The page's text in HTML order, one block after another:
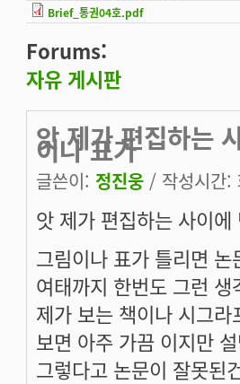
Brief_통권04호.pdf
Forums:
자유 게시판
앗 제가 편집하는
이나 표가
글쓴이: 정진웅 / 작성시간
앗 제가 편집하는 사이
그림이나 표가 틀리면
여태까지 한번도 그런
제가 보는 책이나 시그
보면 아주 가끔 이지만
그렇다고 논문이 잘못된